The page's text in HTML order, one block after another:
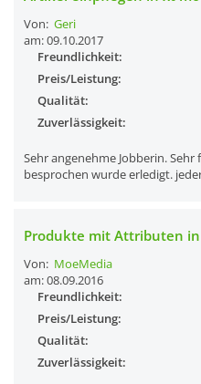
Von: Geri
am: 09.10.2017
Freundlichkeit:
Preis/Leistung:
Qualität:
Zuverlässigkeit:
Sehr angenehme Jobberin.
besprochen wurde erledigt.
Produkte mit Attributen
Von: MoeMedia
am: 08.09.2016
Freundlichkeit:
Preis/Leistung:
Qualität:
Zuverlässigkeit: